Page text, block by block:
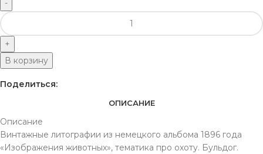
В корзину
Поделиться:
ОПИСАНИЕ
Описание
Винтажные литографии из немецкого альбома 1896 года
«Изображения животных», тематика про охоту. Бульдог.